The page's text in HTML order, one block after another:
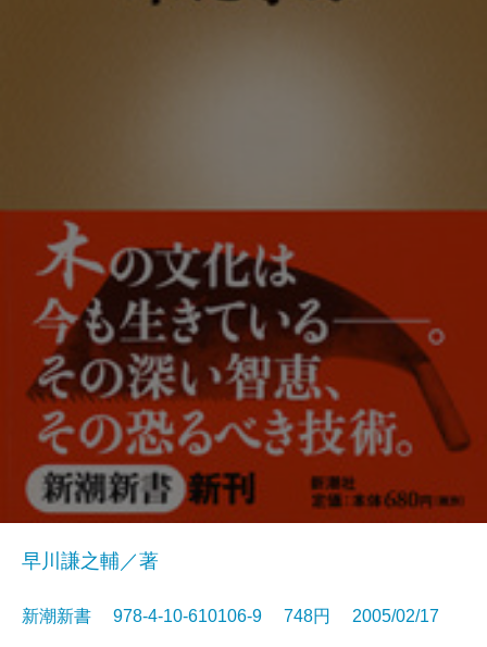
早川謙之輔／著
新潮新書 978-4-10-610106-9 748円 2005/02/17